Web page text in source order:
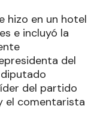
hizo en un hotel
e incluyó la
del
del partido
el comentarista